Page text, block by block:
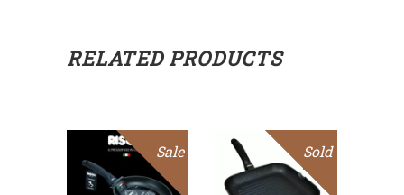
RELATED PRODUCTS
Sale
SELECT
Sale
Sold